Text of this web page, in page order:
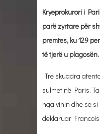
Kryeprokurori i
parë zyrtare për
premtes, ku 129
të tjerë u plagosën.
“Tre skuadra
sulmet në Paris.
nga vinin dhe se
deklaruar